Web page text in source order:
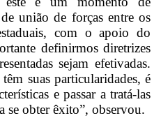
união de forças entre os
com o apoio do
definirmos diretrizes
sejam efetivadas.
suas particularidades, é
e passar a tratá-las
se obter êxito”, observou.